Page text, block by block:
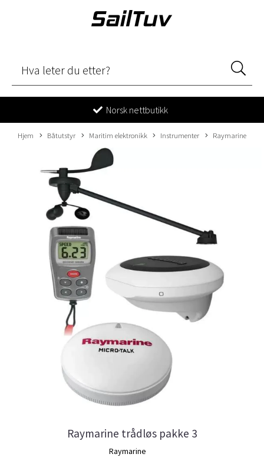
Norsk nettbutikk
Hjem Båtutstyr Maritim elektronikk Instrumenter Raymarine
Raymarine trådløs pakke 3
Raymarine